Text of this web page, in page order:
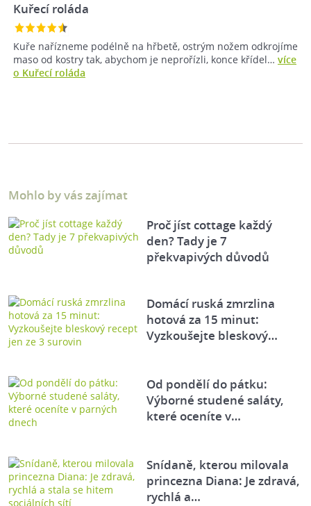
Kuřecí roláda
Kuře nařízneme podélně na hřbetě, ostrým nožem odkrojíme
maso od kostry tak, abychom je neprořízli, konce křídel… více
o Kuřecí roláda
Mohlo by vás zajímat
Proč jíst cottage každý
den? Tady je 7
překvapivých důvodů
Domácí ruská zmrzlina
hotová za 15 minut:
Vyzkoušejte bleskový…
Od pondělí do pátku:
Výborné studené saláty,
které oceníte v…
Snídaně, kterou milovala
princezna Diana: Je zdravá,
rychlá a…